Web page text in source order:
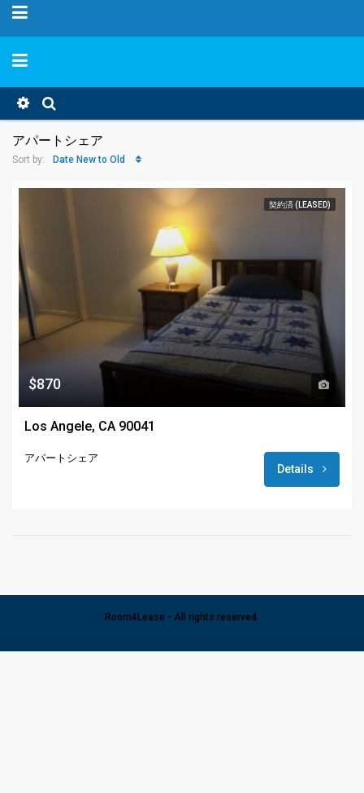
アパートシェア
Sort by: Date New to Old
契約済 (LEASED)
$870
Los Angele, CA 90041
アパートシェア
Details
Room4Lease - All rights reserved.